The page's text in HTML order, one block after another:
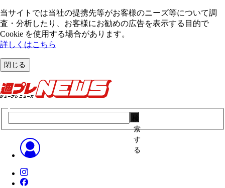
当サイトでは当社の提携先等がお客様のニーズ等について調
査・分析したり、お客様にお勧めの広告を表⽰する⽬的で
Cookie を使⽤する場合があります。
詳しくはこちら
閉じる
索
す
る